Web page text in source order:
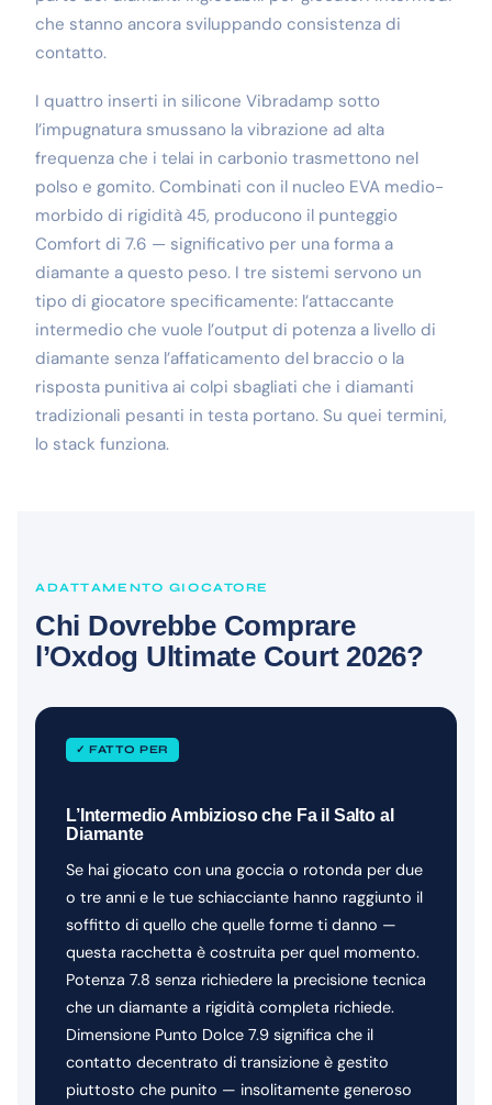
che stanno ancora sviluppando consistenza di
contatto.
I quattro inserti in silicone Vibradamp sotto
l’impugnatura smussano la vibrazione ad alta
frequenza che i telai in carbonio trasmettono nel
polso e gomito. Combinati con il nucleo EVA medio-
morbido di rigidità 45, producono il punteggio
Comfort di 7.6 — significativo per una forma a
diamante a questo peso. I tre sistemi servono un
tipo di giocatore specificamente: l’attaccante
intermedio che vuole l’output di potenza a livello di
diamante senza l’affaticamento del braccio o la
risposta punitiva ai colpi sbagliati che i diamanti
tradizionali pesanti in testa portano. Su quei termini,
lo stack funziona.
ADATTAMENTO GIOCATORE
Chi Dovrebbe Comprare
l’Oxdog Ultimate Court 2026?
✓ FATTO PER
L’Intermedio Ambizioso che Fa il Salto al
Diamante
Se hai giocato con una goccia o rotonda per due
o tre anni e le tue schiacciante hanno raggiunto il
soffitto di quello che quelle forme ti danno —
questa racchetta è costruita per quel momento.
Potenza 7.8 senza richiedere la precisione tecnica
che un diamante a rigidità completa richiede.
Dimensione Punto Dolce 7.9 significa che il
contatto decentrato di transizione è gestito
piuttosto che punito — insolitamente generoso